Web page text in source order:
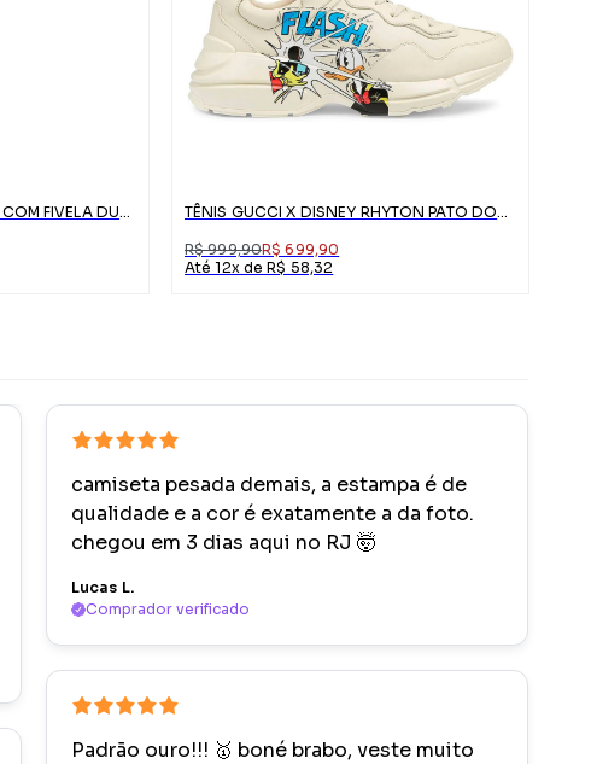
R$ 999,90R$ 699,90
Até 12x de R$ 58,32
camiseta pesada demais, a estampa é de
qualidade e a cor é exatamente a da foto.
chegou em 3 dias aqui no RJ 🤯
Lucas L.
Comprador verificado
Padrão ouro!!! 🥇 boné brabo, veste muito